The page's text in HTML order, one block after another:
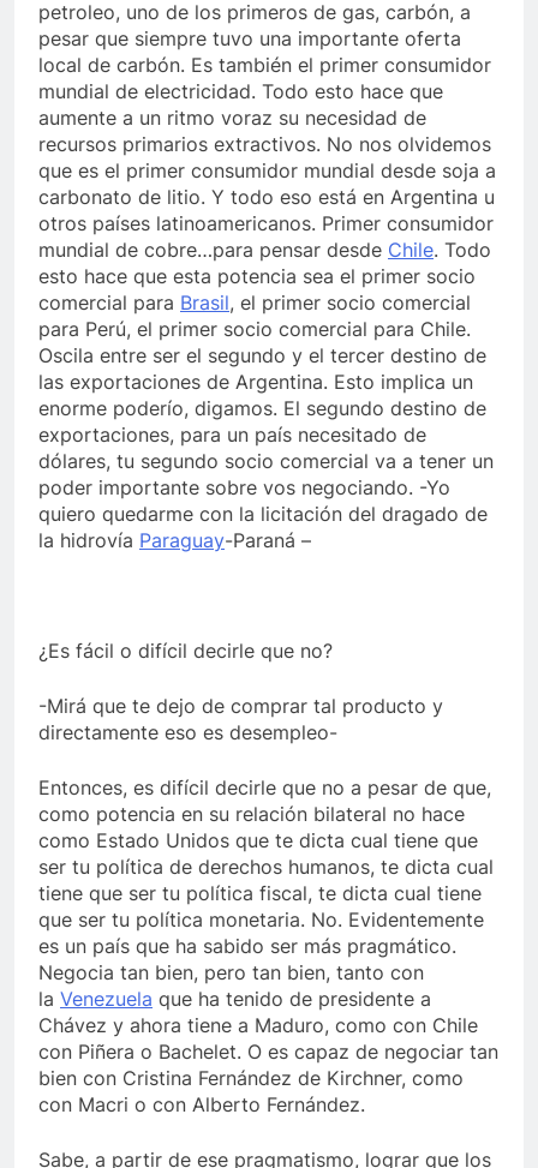
petroleo, uno de los primeros de gas, carbón, a
pesar que siempre tuvo una importante oferta
local de carbón. Es también el primer consumidor
mundial de electricidad. Todo esto hace que
aumente a un ritmo voraz su necesidad de
recursos primarios extractivos. No nos olvidemos
que es el primer consumidor mundial desde soja a
carbonato de litio. Y todo eso está en Argentina u
otros países latinoamericanos. Primer consumidor
mundial de cobre…para pensar desde Chile. Todo
esto hace que esta potencia sea el primer socio
comercial para Brasil, el primer socio comercial
para Perú, el primer socio comercial para Chile.
Oscila entre ser el segundo y el tercer destino de
las exportaciones de Argentina. Esto implica un
enorme poderío, digamos. El segundo destino de
exportaciones, para un país necesitado de
dólares, tu segundo socio comercial va a tener un
poder importante sobre vos negociando. -Yo
quiero quedarme con la licitación del dragado de
la hidrovía Paraguay-Paraná –
¿Es fácil o difícil decirle que no?
-Mirá que te dejo de comprar tal producto y
directamente eso es desempleo-
Entonces, es difícil decirle que no a pesar de que,
como potencia en su relación bilateral no hace
como Estado Unidos que te dicta cual tiene que
ser tu política de derechos humanos, te dicta cual
tiene que ser tu política fiscal, te dicta cual tiene
que ser tu política monetaria. No. Evidentemente
es un país que ha sabido ser más pragmático.
Negocia tan bien, pero tan bien, tanto con
la Venezuela que ha tenido de presidente a
Chávez y ahora tiene a Maduro, como con Chile
con Piñera o Bachelet. O es capaz de negociar tan
bien con Cristina Fernández de Kirchner, como
con Macri o con Alberto Fernández.
Sabe, a partir de ese pragmatismo, lograr que los